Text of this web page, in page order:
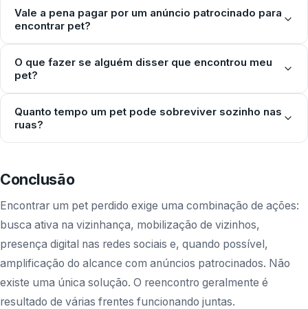
Vale a pena pagar por um anúncio patrocinado para
encontrar pet?
O que fazer se alguém disser que encontrou meu
pet?
Quanto tempo um pet pode sobreviver sozinho nas
ruas?
Conclusão
Encontrar um pet perdido exige uma combinação de ações:
busca ativa na vizinhança, mobilização de vizinhos,
presença digital nas redes sociais e, quando possível,
amplificação do alcance com anúncios patrocinados. Não
existe uma única solução. O reencontro geralmente é
resultado de várias frentes funcionando juntas.